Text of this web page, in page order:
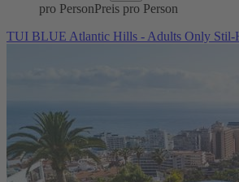
pro PersonPreis pro Person
TUI BLUE Atlantic Hills - Adults Only Stil-